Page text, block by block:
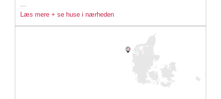
...
Læs mere + se huse i nærheden